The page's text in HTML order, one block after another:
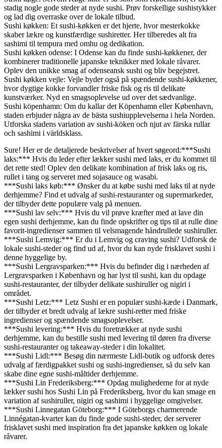
stadig nogle gode steder at nyde sushi. Prøv forskellige sushistykker
og lad dig overraske over de lokale tilbud.
Sushi køkken: Et sushi-køkken er det hjerte, hvor mesterkokke
skaber lækre og kunstfærdige sushiretter. Her tilberedes alt fra
sashimi til tempura med omhu og dedikation.
Sushi køkken odense: I Odense kan du finde sushi-køkkener, der
kombinerer traditionelle japanske teknikker med lokale råvarer.
Oplev den unikke smag af odenseansk sushi og bliv begejstret.
Sushi køkken vejle: Vejle byder også på spændende sushi-køkkener,
hvor dygtige kokke forvandler friske fisk og ris til delikate
kunstværker. Nyd en smagsoplevelse ud over det sædvanlige.
Sushi köpenhamn: Om du kallar det Köpenhamn eller København,
staden erbjuder några av de bästa sushiupplevelserna i hela Norden.
Utforska stadens variation av sushi-köken och njut av färska rullar
och sashimi i världsklass.
Sure! Her er de detaljerede beskrivelser af hvert søgeord:***Sushi
laks:*** Hvis du leder efter lækker sushi med laks, er du kommet til
det rette sted! Oplev den delikate kombination af frisk laks og ris,
rullet i tang og serveret med sojasauce og wasabi.
***Sushi laks køb:*** Ønsker du at købe sushi med laks til at nyde
derhjemme? Find et udvalg af sushi-restauranter og supermarkeder,
der tilbyder dette populære valg på menuen.
***Sushi lav selv:*** Hvis du vil prøve kræfter med at lave din
egen sushi derhjemme, kan du finde opskrifter og tips til at rulle dine
favorit-ingredienser sammen til velsmagende håndrullede sushiruller.
***Sushi Lemvig:*** Er du i Lemvig og craving sushi? Udforsk de
lokale sushi-steder og find ud af, hvor du kan nyde frisklavet sushi i
denne hyggelige by.
***Sushi Lergravsparken:*** Hvis du befinder dig i nærheden af
Lergravsparken i København og har lyst til sushi, kan du opdage
sushi-restauranter, der tilbyder delikate sushiruller og nigiri i
området.
***Sushi Letz:*** Letz Sushi er en populær sushi-kæde i Danmark,
der tilbyder et bredt udvalg af lækre sushi-retter med friske
ingredienser og spændende smagsoplevelser.
***Sushi levering:*** Hvis du foretrækker at nyde sushi
derhjemme, kan du bestille sushi med levering til døren fra diverse
sushi-restauranter og takeaway-steder i din lokalitet.
***Sushi Lidl:*** Besøg din nærmeste Lidl-butik og udforsk deres
udvalg af færdigpakket sushi og sushi-ingredienser, så du selv kan
skabe dine egne sushi-måltider derhjemme.
***Sushi Lin Frederiksberg:*** Opdag mulighederne for at nyde
lækker sushi hos Sushi Lin på Frederiksberg, hvor du kan smage en
variation af sushiruller, nigiri og sashimi i hyggelige omgivelser.
***Sushi Linnegatan Göteborg:*** I Göteborgs charmerende
Linnégatan-kvarter kan du finde gode sushi-steder, der serverer
frisklavet sushi med inspiration fra det japanske køkken og lokale
råvarer.